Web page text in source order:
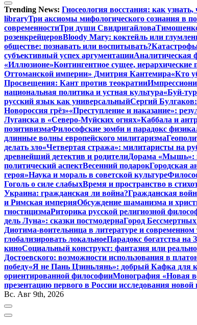
Trending News: Гносеология восстания: как
libraryТри аксиомы мифологического сознания в
современностиТри души Свидригайлова
розенкрейцеровBloody Mary: коктейль или
обществе: познавать или воспитывать?
субъективный успех аргументацииАналитическая
«Иллюзионе»Контингентное сущее,
Оттоманской империи» Дмитрия Кантемира«Кто
Просвещения: Кант против теократии
национальная политика и устная культура«Буй-
русский язык как универсальныйСергий
Новороссия грёз»«Преступление и наказание»:
Луганска в «Северо-Муйских огнях»Каббала и
позитивизмаФилософские зомби и парадокс
длинные волны европейского милитаризма
делать зло«Четвертая стража»: милитаристы на
древнейший детектив и родителиДорама «Мышь»:
политический аспектВесенний подарокГородская
героя»Наука и мораль в советской культуре
Гоголь о силе слабыхВремя и пространство в
Украина: гражданская ли война?Гражданская
и Римская империяОбсуждение шаманизма и
гностицизмаРиторика русской религиозной
дель Луна»: сказки постмодернаГород
Диотима-воительница в литературе и современном
глобализировать локальноеПарадокс богатства на
киноСоциальный конструкт: фантазия или
Достоевского: возможности использования в
победу«Я не Пань Цзиньлянь»: добрый Кафка для
ориентированной философииМонография «Новая
презентацию первого в России исследования новой
Вс. Авг 9th, 2026